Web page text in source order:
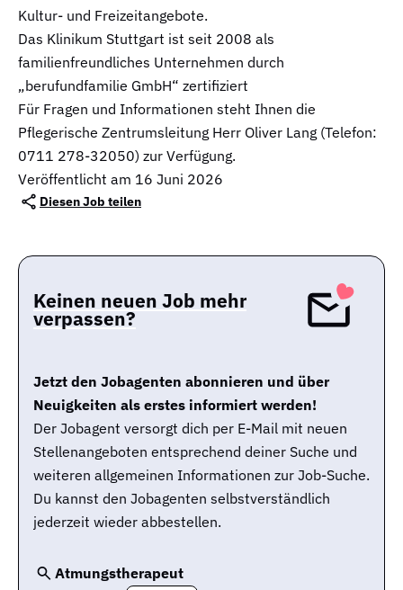
Kultur- und Freizeitangebote.
Das Klinikum Stuttgart ist seit 2008 als
familienfreundliches Unternehmen durch
„berufundfamilie GmbH“ zertifiziert
Für Fragen und Informationen steht Ihnen die
Pflegerische Zentrumsleitung Herr Oliver Lang (Telefon:
0711 278-32050) zur Verfügung.
Veröffentlicht am 16 Juni 2026
Diesen Job teilen
Keinen neuen Job mehr
verpassen?
Jetzt den Jobagenten abonnieren und über
Neuigkeiten als erstes informiert werden!
Der Jobagent versorgt dich per E-Mail mit neuen
Stellenangeboten entsprechend deiner Suche und
weiteren allgemeinen Informationen zur Job-Suche.
Du kannst den Jobagenten selbstverständlich
jederzeit wieder abbestellen.
Atmungstherapeut